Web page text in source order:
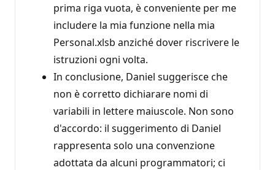
prima riga vuota, è conveniente per me
includere la mia funzione nella mia
Personal.xlsb anziché dover riscrivere le
istruzioni ogni volta.
In conclusione, Daniel suggerisce che
non è corretto dichiarare nomi di
variabili in lettere maiuscole. Non sono
d'accordo: il suggerimento di Daniel
rappresenta solo una convenzione
adottata da alcuni programmatori; ci